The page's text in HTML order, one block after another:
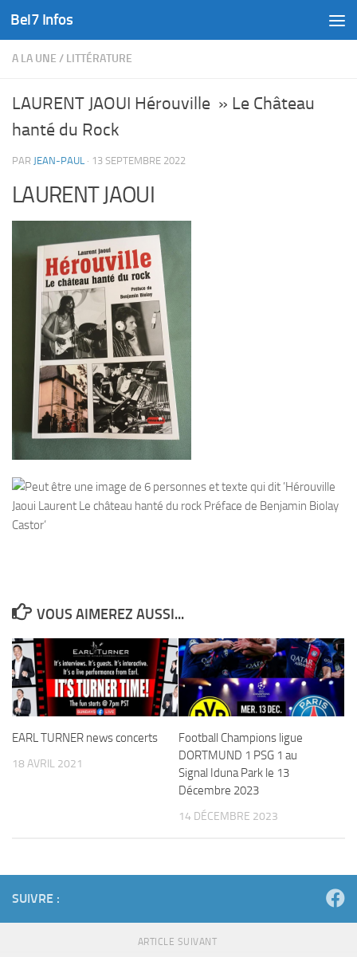
Skip to content
Bel7 Infos
A LA UNE / LITTÉRATURE
LAURENT JAOUI Hérouville » Le Château
hanté du Rock
PAR JEAN-PAUL · 13 SEPTEMBRE 2022
LAURENT JAOUI
VOUS AIMEREZ AUSSI...
EARL TURNER news concerts
18 AVRIL 2021
Football Champions ligue
DORTMUND 1 PSG 1 au
Signal Iduna Park le 13
Décembre 2023
14 DÉCEMBRE 2023
SUIVRE :
ARTICLE SUIVANT